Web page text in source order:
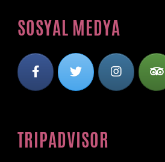
SOSYAL MEDYA
TRIPADVISOR